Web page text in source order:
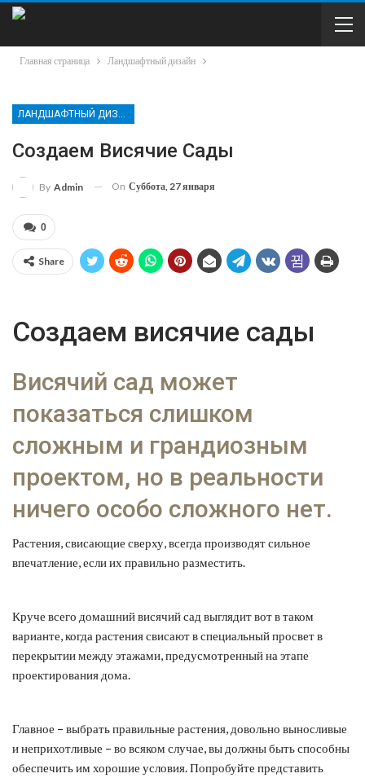
Главная страница Ландшафтный дизайн
Создаем Висячие Сады
By Admin On Суббота, 27 января
0
Share
Создаем висячие сады
Висячий сад может
показаться слишком
сложным и грандиозным
проектом, но в реальности
ничего особо сложного нет.
Растения, свисающие сверху, всегда производят сильное
впечатление, если их правильно разместить.
Круче всего домашний висячий сад выглядит вот в таком
варианте, когда растения свисают в специальный просвет в
перекрытии между этажами, предусмотренный на этапе
проектирования дома.
Главное – выбрать правильные растения, довольно выносливые
и неприхотливые – во всяком случае, вы должны быть способны
обеспечить им хорошие условия. Попробуйте представить